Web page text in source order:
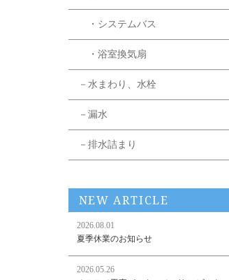
・システムバス
・浴室換気扇
－水まわり、水栓
－漏水
－排水詰まり
NEW ARTICLE
2026.08.01
夏季休業のお知らせ
2026.05.26